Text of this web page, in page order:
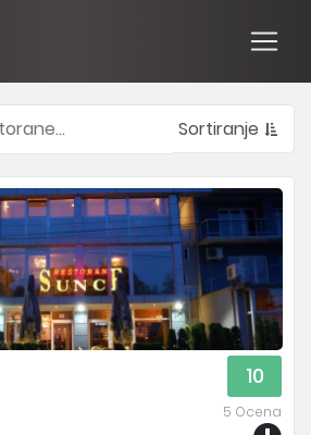
Sortiranje
10
5 Ocena